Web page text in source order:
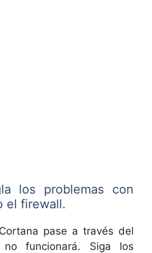
los problemas con
el firewall.
pase a través del
funcionará. Siga los